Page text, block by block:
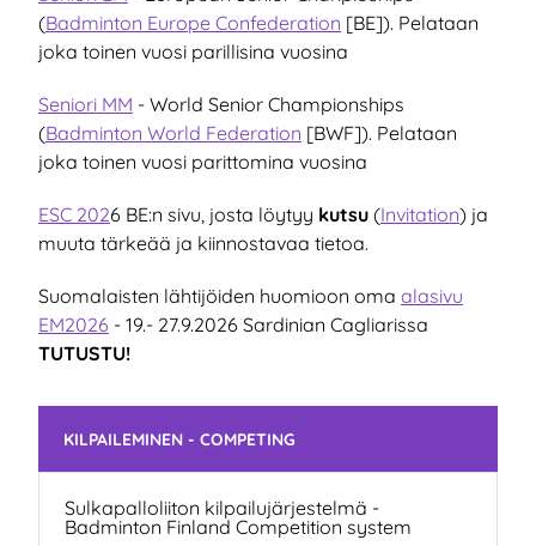
(Badminton Europe Confederation [BE]). Pelataan
joka toinen vuosi parillisina vuosina
Seniori MM - World Senior Championships
(Badminton World Federation [BWF]). Pelataan
joka toinen vuosi parittomina vuosina
ESC 2026 BE:n sivu, josta löytyy kutsu (Invitation) ja
muuta tärkeää ja kiinnostavaa tietoa.
Suomalaisten lähtijöiden huomioon oma alasivu
EM2026 - 19.- 27.9.2026 Sardinian Cagliarissa
TUTUSTU!
Ohita valikko
KILPAILEMINEN - COMPETING
Sulkapalloliiton kilpailujärjestelmä -
Badminton Finland Competition system